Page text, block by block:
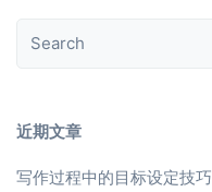
近期文章
写作过程中的目标设定技巧